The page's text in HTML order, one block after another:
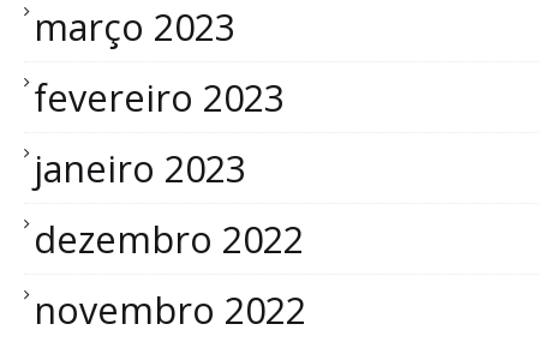
março 2023
fevereiro 2023
janeiro 2023
dezembro 2022
novembro 2022